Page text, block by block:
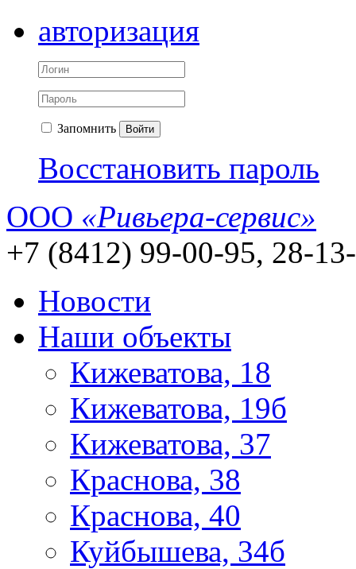
авторизация
Запомнить Войти
Восстановить пароль
ООО «Ривьера-сервис»
+7 (8412) 99-00-95, 28-
Новости
Наши объекты
Кижеватова, 18
Кижеватова, 19б
Кижеватова, 37
Краснова, 38
Краснова, 40
Куйбышева, 34б